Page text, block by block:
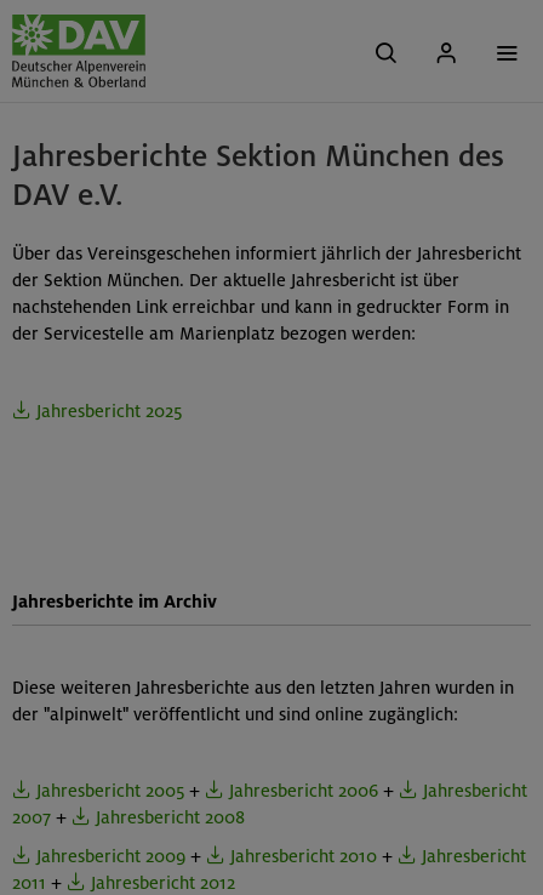
Jahresberichte Sektion München des
DAV e.V.
Über das Vereinsgeschehen informiert jährlich der Jahresbericht
der Sektion München. Der aktuelle Jahresbericht ist über
nachstehenden Link erreichbar und kann in gedruckter Form in
der Servicestelle am Marienplatz bezogen werden:
Jahresbericht 2025
Jahresberichte im Archiv
Diese weiteren Jahresberichte aus den letzten Jahren wurden in
der "alpinwelt" veröffentlicht und sind online zugänglich:
Jahresbericht 2005 + Jahresbericht 2006 +
Jahresbericht
2007 +
Jahresbericht 2008
Jahresbericht 2009 + Jahresbericht 2010 +
Jahresbericht
2011 +
Jahresbericht 2012